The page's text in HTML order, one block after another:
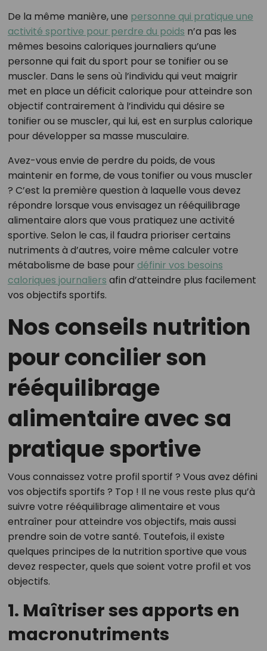
De la même manière, une personne qui pratique une
activité sportive pour perdre du poids n’a pas les
mêmes besoins caloriques journaliers qu’une
personne qui fait du sport pour se tonifier ou se
muscler. Dans le sens où l’individu qui veut maigrir
met en place un déficit calorique pour atteindre son
objectif contrairement à l’individu qui désire se
tonifier ou se muscler, qui lui, est en surplus calorique
pour développer sa masse musculaire.
Avez-vous envie de perdre du poids, de vous
maintenir en forme, de vous tonifier ou vous muscler
? C’est la première question à laquelle vous devez
répondre lorsque vous envisagez un rééquilibrage
alimentaire alors que vous pratiquez une activité
sportive. Selon le cas, il faudra prioriser certains
nutriments à d’autres, voire même calculer votre
métabolisme de base pour définir vos besoins
caloriques journaliers afin d’atteindre plus facilement
vos objectifs sportifs.
Nos conseils nutrition
pour concilier son
rééquilibrage
alimentaire avec sa
pratique sportive
Vous connaissez votre profil sportif ? Vous avez défini
vos objectifs sportifs ? Top ! Il ne vous reste plus qu’à
suivre votre rééquilibrage alimentaire et vous
entraîner pour atteindre vos objectifs, mais aussi
prendre soin de votre santé. Toutefois, il existe
quelques principes de la nutrition sportive que vous
devez respecter, quels que soient votre profil et vos
objectifs.
1. Maîtriser ses apports en
macronutriments